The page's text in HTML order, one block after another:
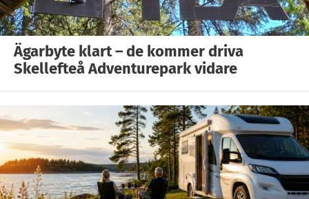
Ägarbyte klart – de kommer driva
Skellefteå Adventurepark vidare